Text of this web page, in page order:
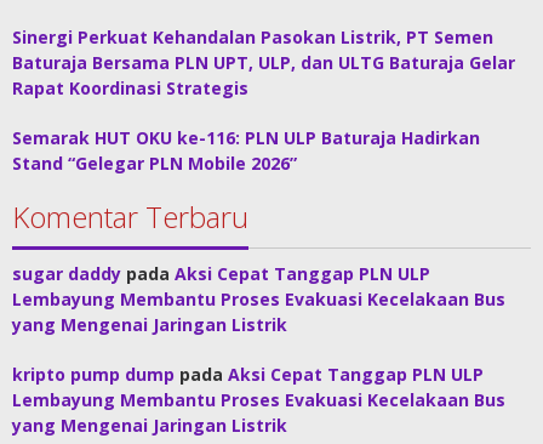
Sinergi Perkuat Kehandalan Pasokan Listrik, PT Semen
Baturaja Bersama PLN UPT, ULP, dan ULTG Baturaja Gelar
Rapat Koordinasi Strategis
Semarak HUT OKU ke-116: PLN ULP Baturaja Hadirkan
Stand “Gelegar PLN Mobile 2026”
Komentar Terbaru
sugar daddy pada Aksi Cepat Tanggap PLN ULP
Lembayung Membantu Proses Evakuasi Kecelakaan Bus
yang Mengenai Jaringan Listrik
kripto pump dump pada Aksi Cepat Tanggap PLN ULP
Lembayung Membantu Proses Evakuasi Kecelakaan Bus
yang Mengenai Jaringan Listrik